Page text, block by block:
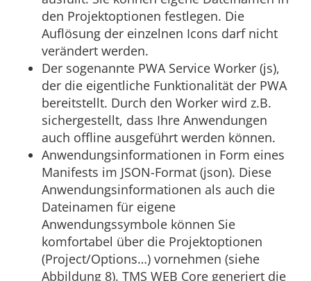
den Projektoptionen festlegen. Die
Auflösung der einzelnen Icons darf nicht
verändert werden.
Der sogenannte PWA Service Worker (js),
der die eigentliche Funktionalität der PWA
bereitstellt. Durch den Worker wird z.B.
sichergestellt, dass Ihre Anwendungen
auch offline ausgeführt werden können.
Anwendungsinformationen in Form eines
Manifests im JSON-Format (json). Diese
Anwendungsinformationen als auch die
Dateinamen für eigene
Anwendungssymbole können Sie
komfortabel über die Projektoptionen
(Project/Options…) vornehmen (siehe
Abbildung 8). TMS WEB Core generiert die